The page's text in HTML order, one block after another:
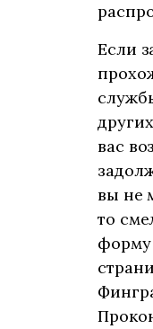
Если
вас
вы не
то
форму